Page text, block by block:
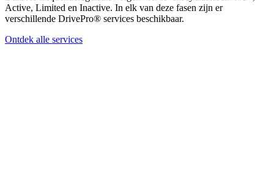
Active, Limited en Inactive. In elk van deze fasen zijn er
verschillende DrivePro® services beschikbaar.
Ontdek alle services